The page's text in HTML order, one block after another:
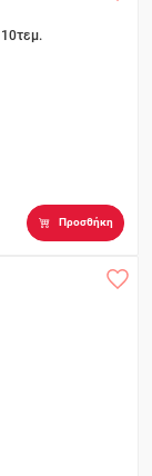
Προσθήκη